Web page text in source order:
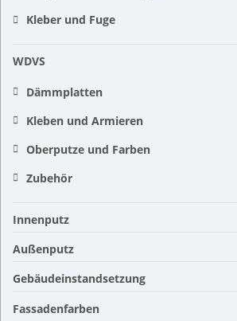
Kleber und Fuge
WDVS
Dämmplatten
Kleben und Armieren
Oberputze und Farben
Zubehör
Innenputz
Außenputz
Gebäudeinstandsetzung
Fassadenfarben